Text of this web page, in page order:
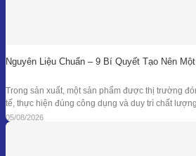
Nguyên Liệu Chuẩn – 9 Bí Quyết Tạo Nên
Trong sản xuất, một sản phẩm được thị trường
tế, thực hiện đúng công dụng và duy trì chất
đạt được kết quả đó, doanh nghiệp cần kiểm soát
cứu, nguyên liệu, công thức
05/08/2026